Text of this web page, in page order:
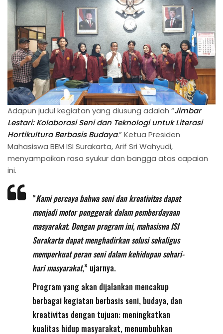
Adapun judul kegiatan yang diusung adalah “Jimbar
Lestari: Kolaborasi Seni dan Teknologi untuk Literasi
Hortikultura Berbasis Budaya.” Ketua Presiden
Mahasiswa BEM ISI Surakarta, Arif Sri Wahyudi,
menyampaikan rasa syukur dan bangga atas capaian
ini.
“Kami percaya bahwa seni dan kreativitas dapat
menjadi motor penggerak dalam pemberdayaan
masyarakat. Dengan program ini, mahasiswa ISI
Surakarta dapat menghadirkan solusi sekaligus
memperkuat peran seni dalam kehidupan sehari-
hari masyarakat,” ujarnya.
Program yang akan dijalankan mencakup
berbagai kegiatan berbasis seni, budaya, dan
kreativitas dengan tujuan: meningkatkan
kualitas hidup masyarakat, menumbuhkan